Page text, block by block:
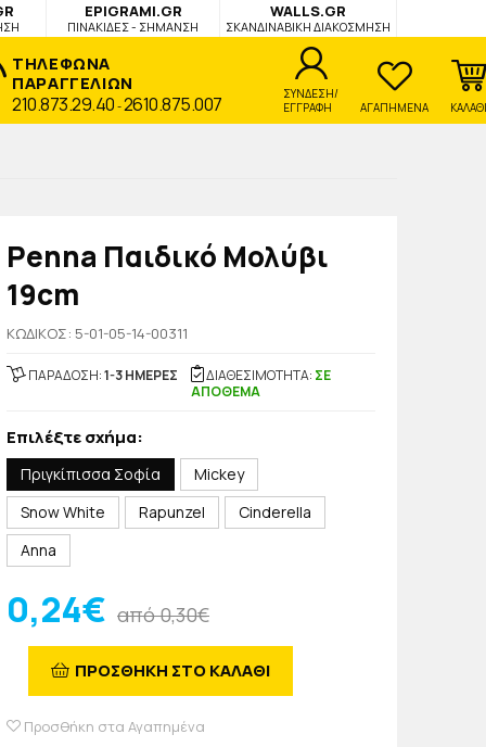
EPIGRAMI.GR
ΠΙΝΑΚΙΔΕΣ - ΣΗΜΑΝΣΗ
WALLS.GR
ΣΚΑΝΔΙΝΑΒΙΚΗ ΔΙΑΚΟΣΜΗΣΗ
ΤΗΛΕΦΩΝΑ
ΠΑΡΑΓΓΕΛΙΩΝ
210.873.29.40 -2610.875.007
ΣΥΝΔΕΣΗ/
ΕΓΓΡΑΦΗ
ΑΓΑΠΗΜΕΝΑ
Penna Παιδικό Μολύβι
19cm
KΩΔΙΚΟΣ: 5-01-05-14-00311
ΠΑΡΑΔΟΣΗ:1-3 ΗΜΕΡΕΣ ΔΙΑΘΕΣΙΜΟΤΗΤΑ: ΣΕ
ΑΠΟΘΕΜΑ
Επιλέξτε σχήμα:
Πριγκίπισσα Σοφία
Mickey
Snow White
Rapunzel
Cinderella
Anna
0,24€ από 0,30€
ΠΡΟΣΘΗΚΗ ΣΤΟ ΚΑΛΑΘΙ
Προσθήκη στα Αγαπημένα